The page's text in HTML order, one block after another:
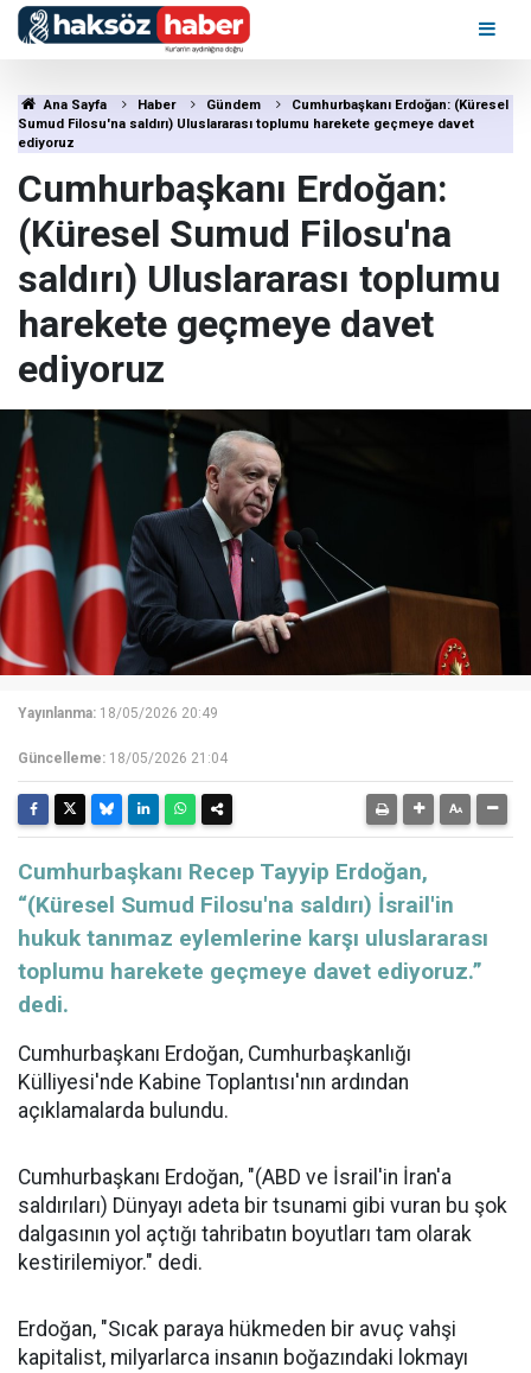
Ana Sayfa Haber Gündem
Cumhurbaşkanı Erdoğan: (Küresel
Sumud Filosu'na saldırı) Uluslararası toplumu harekete geçmeye davet
ediyoruz
Cumhurbaşkanı Erdoğan:
(Küresel Sumud Filosu'na
saldırı) Uluslararası toplumu
harekete geçmeye davet
ediyoruz
Yayınlanma: 18/05/2026 20:49
Güncelleme: 18/05/2026 21:04
Cumhurbaşkanı Recep Tayyip Erdoğan,
“(Küresel Sumud Filosu'na saldırı) İsrail'in
hukuk tanımaz eylemlerine karşı uluslararası
toplumu harekete geçmeye davet ediyoruz.”
dedi.
Cumhurbaşkanı Erdoğan, Cumhurbaşkanlığı
Külliyesi'nde Kabine Toplantısı'nın ardından
açıklamalarda bulundu.
Cumhurbaşkanı Erdoğan, "(ABD ve İsrail'in İran'a
saldırıları) Dünyayı adeta bir tsunami gibi vuran bu şok
dalgasının yol açtığı tahribatın boyutları tam olarak
kestirilemiyor." dedi.
Erdoğan, "Sıcak paraya hükmeden bir avuç vahşi
kapitalist, milyarlarca insanın boğazındaki lokmayı